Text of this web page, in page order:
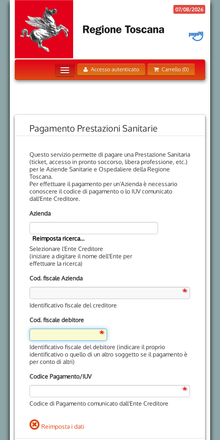
07/08/2026
Accesso autenticato Carrello (0)
Home
Storico Pagamenti
Informazioni
Informativa sui Cookie
Trattamento dati personali
Pagamento Prestazioni Sanitarie
Questo servizio permette di pagare una Prestazione Sanitaria
(ticket, accesso in pronto soccorso, libera professione, etc.)
per le Aziende Sanitarie e Ospedaliere della Regione
Toscana.
Per effettuare il pagamento per un'Azienda è necessario
conoscere il codice di pagamento o lo IUV comunicato
dall'Ente Creditore.
Azienda
Selezionare l'Ente Creditore
(iniziare a digitare il nome dell'Ente per
effettuare la ricerca)
Cod. fiscale Azienda
Identificativo fiscale del creditore
Cod. fiscale debitore
Identificativo fiscale del debitore (indicare il proprio
identificativo o quello di un altro soggetto se il pagamento è
per conto di altri)
Codice Pagamento/IUV
Codice di Pagamento comunicato dall'Ente Creditore
Reimposta i dati